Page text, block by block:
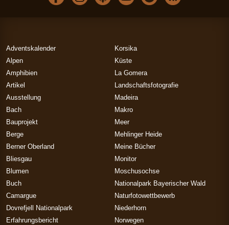
Adventskalender
Alpen
Amphibien
Artikel
Ausstellung
Bach
Bauprojekt
Berge
Berner Oberland
Bliesgau
Blumen
Buch
Camargue
Dovrefjell Nationalpark
Erfahrungsbericht
Korsika
Küste
La Gomera
Landschaftsfotografie
Madeira
Makro
Meer
Mehlinger Heide
Meine Bücher
Monitor
Moschusochse
Nationalpark Bayerischer Wald
Naturfotowettbewerb
Niederhorn
Norwegen